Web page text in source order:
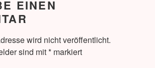
EINEN
wird nicht veröffentlicht.
sind mit* markiert